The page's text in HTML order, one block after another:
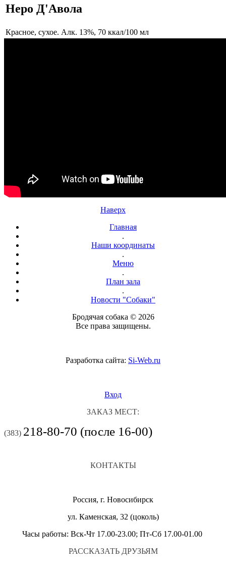
Неро Д'Авола
Красное, сухое. Алк. 13%, 70 ккал/100 мл
Наверх
Главная
.
Наши координаты
.
Меню
.
План зала
.
Новости "Собаки"
Бродячая собака © 2026
Все права защищены.
Разработка сайта: Si-Web.ru
Вход
ЗАКАЗ МЕСТ:
(383) 218-80-70 (после 16-00)
КОНТАКТЫ
Россия, г. Новосибирск
ул. Каменская, 32 (цоколь)
Часы работы: Вск-Чт 17.00-23.00; Пт-Сб 17.00-01.00
РАССКАЗАТЬ ДРУЗЬЯМ